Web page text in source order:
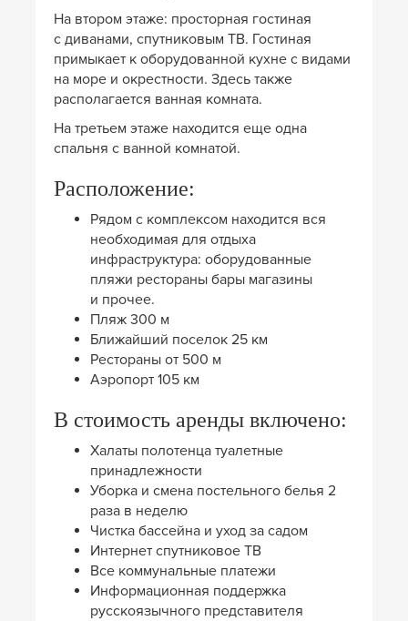
На втором этаже: просторная гостиная
с диванами, спутниковым ТВ. Гостиная
примыкает к оборудованной кухне с видами
на море и окрестности. Здесь также
располагается ванная комната.
На третьем этаже находится еще одна
спальня с ванной комнатой.
Расположение:
Рядом с комплексом находится вся
необходимая для отдыха
инфраструктура: оборудованные
пляжи рестораны бары магазины
и прочее.
Пляж 300 м
Ближайший поселок 25 км
Рестораны от 500 м
Аэропорт 105 км
В стоимость аренды включено:
Халаты полотенца туалетные
принадлежности
Уборка и смена постельного белья 2
раза в неделю
Чистка бассейна и уход за садом
Интернет спутниковое ТВ
Все коммунальные платежи
Информационная поддержка
русскоязычного представителя